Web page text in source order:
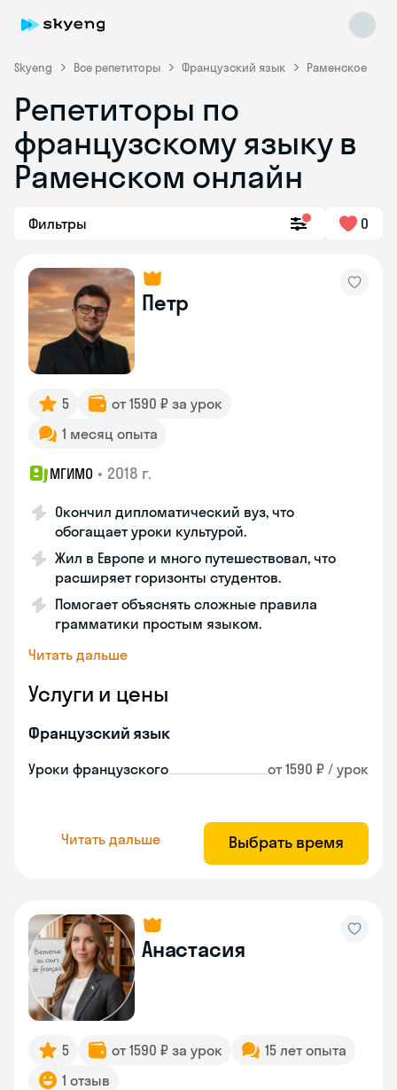
Skyeng Все репетиторы Французский язык Раменское
Репетиторы по
французскому языку в
Раменском онлайн
Фильтры 0
Петр
5
от 1590 ₽ за урок
1 месяц опыта
МГИМО • 2018 г.
Окончил дипломатический вуз, что
обогащает уроки культурой.
Жил в Европе и много путешествовал, что
расширяет горизонты студентов.
Помогает объяснять сложные правила
грамматики простым языком.
Читать дальше
Услуги и цены
Французский язык
Уроки французского от 1590 ₽ / урок
Читать дальше Выбрать время
Анастасия
5 от 1590 ₽ за урок
15 лет опыта
1 отзыв
Skyeng Chat